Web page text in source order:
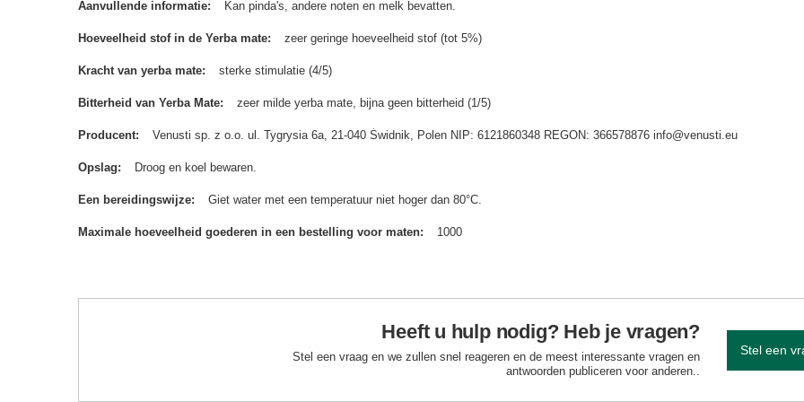
Aanvullende informatie Kan pinda's, andere noten en melk bevatten.
Hoeveelheid stof in de Yerba mate zeer geringe hoeveelheid stof (tot 5%)
Kracht van yerba mate sterke stimulatie (4/5)
Bitterheid van Yerba Mate zeer milde yerba mate, bijna geen bitterheid (1/5)
Producent Venusti sp. z o.o. ul. Tygrysia 6a, 21-040 Świdnik, Polen NIP: 6121860348 REGON: 366578876 info@venusti.eu
Opslag Droog en koel bewaren.
Een bereidingswijze Giet water met een temperatuur niet hoger dan 80°C.
Maximale hoeveelheid goederen in een bestelling voor maten 1000
Heeft u hulp nodig? Heb je vragen?
Stel een vraag en we zullen snel reageren en de meest interessante vragen en
antwoorden publiceren voor anderen..
Stel een